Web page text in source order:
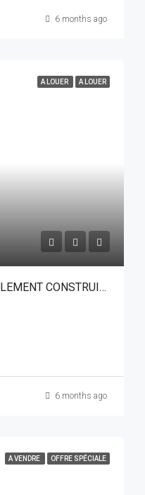
6 months ago
A LOUER A LOUER
UN BEAU DUPLEX NOUVELLEMENT CONSTRUIT DE 07 PIÈCES EN LOCATION À NAGRIN
6 months ago
A VENDRE OFFRE SPÉCIALE